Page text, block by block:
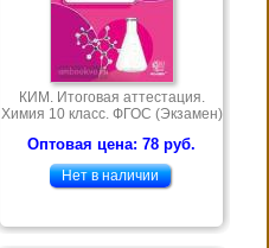
КИМ. Итоговая аттестация.
Химия 10 класс. ФГОС (Экзамен)
Оптовая цена: 78 руб.
Нет в наличии